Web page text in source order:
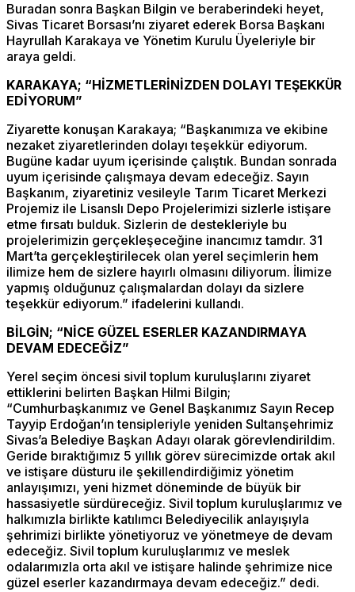
Buradan sonra Başkan Bilgin ve beraberindeki heyet,
Sivas Ticaret Borsası’nı ziyaret ederek Borsa Başkanı
Hayrullah Karakaya ve Yönetim Kurulu Üyeleriyle bir
araya geldi.
KARAKAYA; “HİZMETLERİNİZDEN DOLAYI TEŞEKKÜR
EDİYORUM”
Ziyarette konuşan Karakaya; “Başkanımıza ve ekibine
nezaket ziyaretlerinden dolayı teşekkür ediyorum.
Bugüne kadar uyum içerisinde çalıştık. Bundan sonrada
uyum içerisinde çalışmaya devam edeceğiz. Sayın
Başkanım, ziyaretiniz vesileyle Tarım Ticaret Merkezi
Projemiz ile Lisanslı Depo Projelerimizi sizlerle istişare
etme fırsatı bulduk. Sizlerin de destekleriyle bu
projelerimizin gerçekleşeceğine inancımız tamdır. 31
Mart’ta gerçekleştirilecek olan yerel seçimlerin hem
ilimize hem de sizlere hayırlı olmasını diliyorum. İlimize
yapmış olduğunuz çalışmalardan dolayı da sizlere
teşekkür ediyorum.” ifadelerini kullandı.
BİLGİN; “NİCE GÜZEL ESERLER KAZANDIRMAYA
DEVAM EDECEĞİZ”
Yerel seçim öncesi sivil toplum kuruluşlarını ziyaret
ettiklerini belirten Başkan Hilmi Bilgin;
“Cumhurbaşkanımız ve Genel Başkanımız Sayın Recep
Tayyip Erdoğan’ın tensipleriyle yeniden Sultanşehrimiz
Sivas’a Belediye Başkan Adayı olarak görevlendirildim.
Geride bıraktığımız 5 yıllık görev sürecimizde ortak akıl
ve istişare düsturu ile şekillendirdiğimiz yönetim
anlayışımızı, yeni hizmet döneminde de büyük bir
hassasiyetle sürdüreceğiz. Sivil toplum kuruluşlarımız ve
halkımızla birlikte katılımcı Belediyecilik anlayışıyla
şehrimizi birlikte yönetiyoruz ve yönetmeye de devam
edeceğiz. Sivil toplum kuruluşlarımız ve meslek
odalarımızla orta akıl ve istişare halinde şehrimize nice
güzel eserler kazandırmaya devam edeceğiz.” dedi.